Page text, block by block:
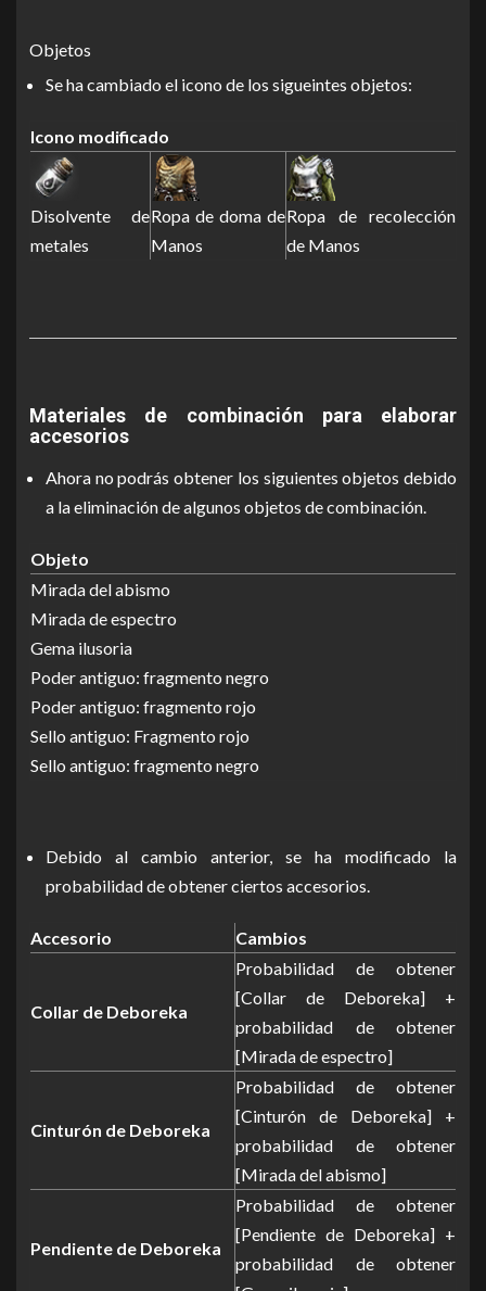
Objetos
Se ha cambiado el icono de los sigueintes objetos:
Icono modificado
Disolvente de
metales
Ropa de doma de
Manos
Ropa de recolección
de Manos
Materiales de combinación para elaborar
accesorios
Ahora no podrás obtener los siguientes objetos debido
a la eliminación de algunos objetos de combinación.
Objeto
Mirada del abismo
Mirada de espectro
Gema ilusoria
Poder antiguo: fragmento negro
Poder antiguo: fragmento rojo
Sello antiguo: Fragmento rojo
Sello antiguo: fragmento negro
Debido al cambio anterior, se ha modificado la
probabilidad de obtener ciertos accesorios.
Accesorio Cambios
Collar de Deboreka
Probabilidad de obtener
[Collar de Deboreka] +
probabilidad de obtener
[Mirada de espectro]
Cinturón de Deboreka
Probabilidad de obtener
[Cinturón de Deboreka] +
probabilidad de obtener
[Mirada del abismo]
Pendiente de Deboreka
Probabilidad de obtener
[Pendiente de Deboreka] +
probabilidad de obtener